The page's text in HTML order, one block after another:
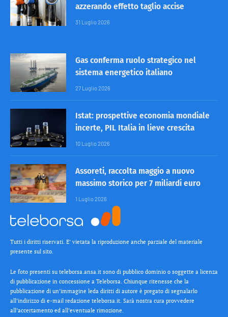
azzerando effetto taglio accise
31 Luglio 2026
Gas conferma ruolo strategico nel
sistema energetico italiano
27 Luglio 2026
Istat: prospettive economia mondiale
incerte, PIL Italia in lieve crescita
10 Luglio 2026
Assoreti, raccolta maggio a nuovo
massimo storico per 7 miliardi euro
1 Luglio 2026
Tutti i diritti riservati. E’ vietata la riproduzione anche parziale del materiale
presente sul sito.
Le foto presenti su teleborsa.ansa.it sono di pubblico dominio o soggette a licenza
di pubblicazione in concessione a Teleborsa. Chiunque ritenesse che la
pubblicazione di un’immagine leda diritti di autore è pregato di segnalarlo
all’indirizzo di e-mail redazione teleborsa.it. Sarà nostra cura provvedere
all’accertamento ed all’eventuale rimozione.